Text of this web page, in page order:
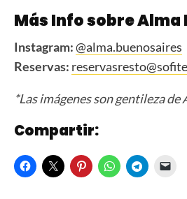
Más Info sobre
Instagram:@alma.buenosaires
Reservas:
*Las imágenes son gentileza
Compartir: